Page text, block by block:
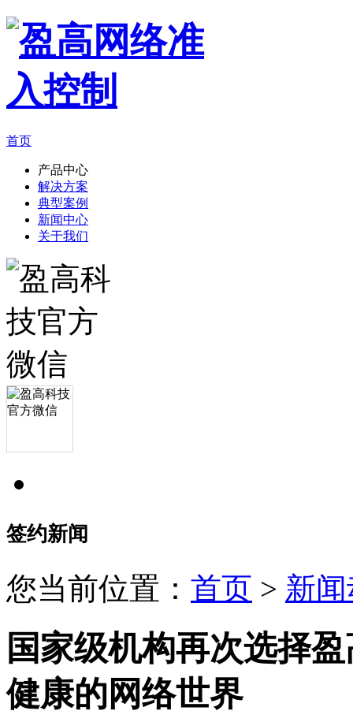
首页
产品中心
解决方案
典型案例
新闻中心
关于我们
签约新闻
您当前位置： 首页 > 新
国家级机构再次选择
健康的网络世界